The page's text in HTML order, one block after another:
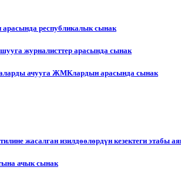
арасында республикалык сынак
журналисттер арасында сынак
ачууга ЖМКлардын арасында сынак
жасалган изилдөөлөрдүн кезектеги этабы
ачык сынак